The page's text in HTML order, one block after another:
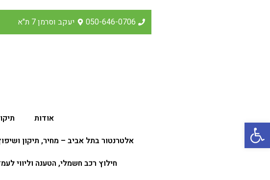
פתח סרגל נגישות
050-646-0706 יעקב וסרמן 7 ת"א
אודות
אלטרנטור בתל אביב – מחיר, תיקון
חילוץ רכב חשמלי, הטענה וליווי